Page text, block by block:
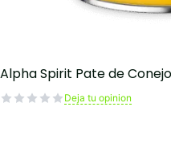
Alpha Spirit Pate de
Deja tu opinion